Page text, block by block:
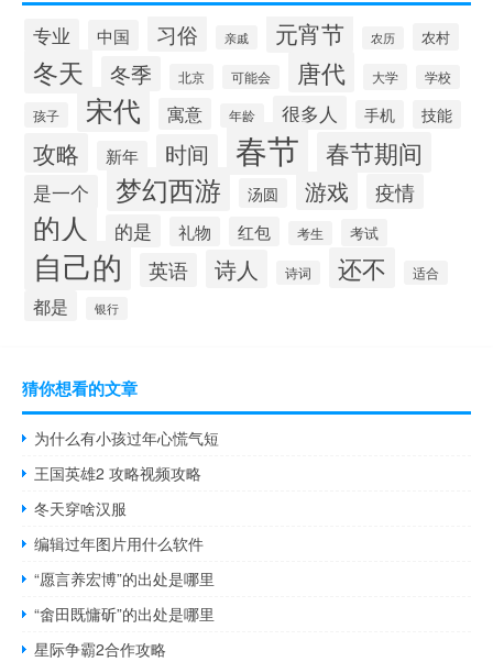
专业 中国 习俗 亲戚 元宵节 农历 农村
冬天 冬季 北京 可能会 唐代 大学 学校
孩子 宋代 寓意 年龄 很多人 手机 技能
攻略 新年 时间 春节 春节期间
是一个 梦幻西游 汤圆 游戏 疫情
的人 的是 礼物 红包 考生 考试
自己的 英语 诗人 诗词 还不 适合
都是 银行
猜你想看的文章
为什么有小孩过年心慌气短
王国英雄2 攻略视频攻略
冬天穿啥汉服
编辑过年图片用什么软件
“愿言养宏博”的出处是哪里
“畬田既慵斫”的出处是哪里
星际争霸2合作攻略